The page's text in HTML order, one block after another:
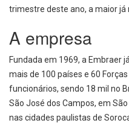
trimestre deste ano, a maior já
A empresa
Fundada em 1969, a Embraer
mais de 100 países e 60
funcionários, sendo 18 mil no
São José dos Campos, em
nas cidades paulistas de